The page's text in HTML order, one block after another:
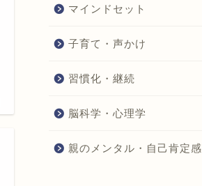
マインドセット
子育て・声かけ
習慣化・継続
脳科学・心理学
親のメンタル・自己肯定感